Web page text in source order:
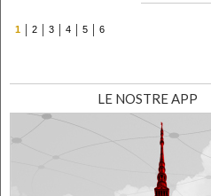
1 2 3 4 5
6
LE NOSTRE APP